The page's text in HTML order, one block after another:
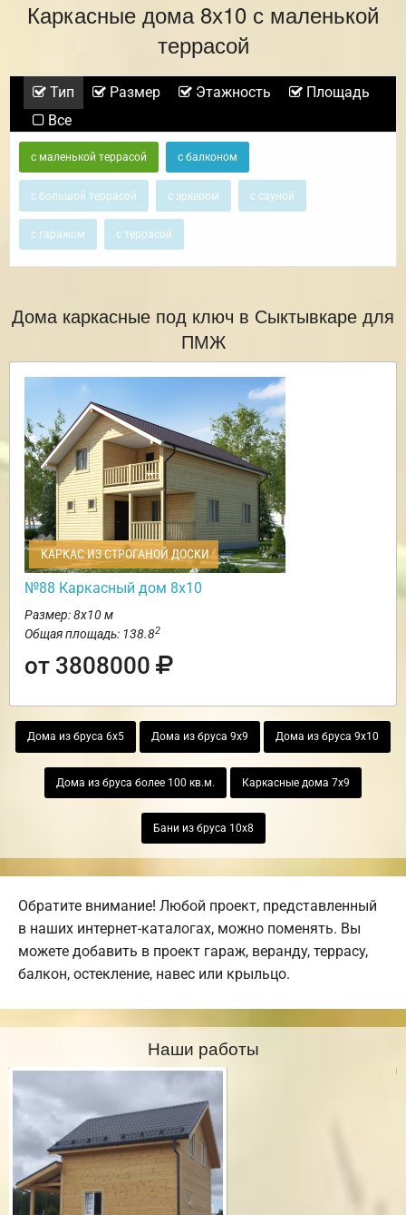
Каркасные дома 8х10 с маленькой
террасой
Тип Размер Этажность
Площадь
Все
с маленькой террасой с балконом
с большой террасой с эркером с сауной
с гаражом с террасой
Дома каркасные под ключ в Сыктывкаре для
ПМЖ
КАРКАС ИЗ СТРОГАНОЙ ДОСКИ
№88 Каркасный дом 8х10
Размер: 8х10 м
Общая площадь: 138.82
от 3808000
Дома из бруса 6х5 Дома из бруса 9х9 Дома из бруса 9х10
Дома из бруса более 100 кв.м. Каркасные дома 7х9
Бани из бруса 10х8
Обратите внимание! Любой проект, представленный
в наших интернет-каталогах, можно поменять. Вы
можете добавить в проект гараж, веранду, террасу,
балкон, остекление, навес или крыльцо.
Наши работы